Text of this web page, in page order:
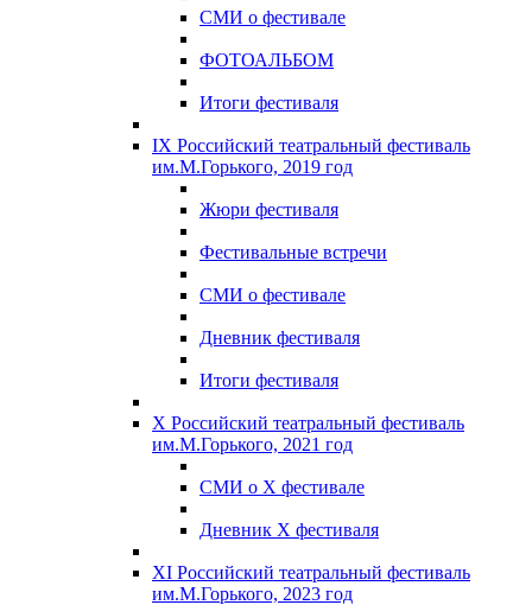
СМИ о фестивале
ФОТОАЛЬБОМ
Итоги фестиваля
IX Российский театральный фестиваль
им.М.Горького, 2019 год
Жюри фестиваля
Фестивальные встречи
СМИ о фестивале
Дневник фестиваля
Итоги фестиваля
X Российский театральный фестиваль
им.М.Горького, 2021 год
СМИ о X фестивале
Дневник X фестиваля
XI Российский театральный фестиваль
им.М.Горького, 2023 год